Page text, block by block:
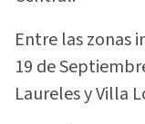
Entre las zonas
19 de
Laureles y Villa